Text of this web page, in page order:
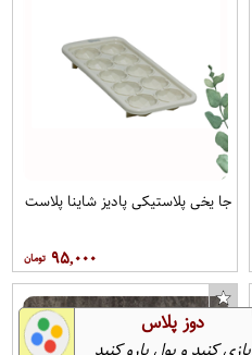
جا یخی پلاستیکی پادیز شاینا پلاست
۹۵,۰۰۰
دوز پلاس
بازی کنید و پول پارو کنید